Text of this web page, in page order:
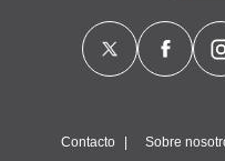
Contacto Sobre